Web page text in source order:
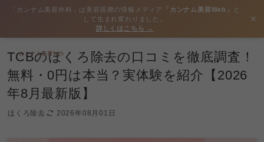
「カンナム美容外科」は美容医療の情報メディア 「カンナム美容Web」
と
して生まれ変わりました。
詳しくはこちら →
✕
TCBのほくろ除去の口コミを徹底調査！
無料・0円は本当？実体験を紹介【2026
年8月最新版】
ほくろ除去 2026年08月01日